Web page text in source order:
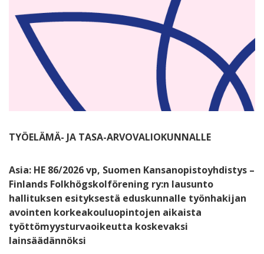
TYÖELÄMÄ- JA TASA-ARVOVALIOKUNNALLE
Asia: HE 86/2026 vp, Suomen Kansanopistoyhdistys –
Finlands Folkhögskolförening ry:n lausunto
hallituksen esityksestä eduskunnalle työnhakijan
avointen korkeakouluopintojen aikaista
työttömyysturvaoikeutta koskevaksi
lainsäädännöksi